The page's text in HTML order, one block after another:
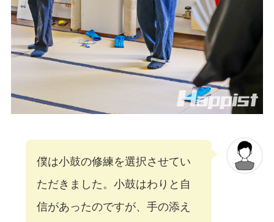
僕は小鼓の修練を選択させてい
ただきました。小鼓はわりと自
信があったのですが、手の添え